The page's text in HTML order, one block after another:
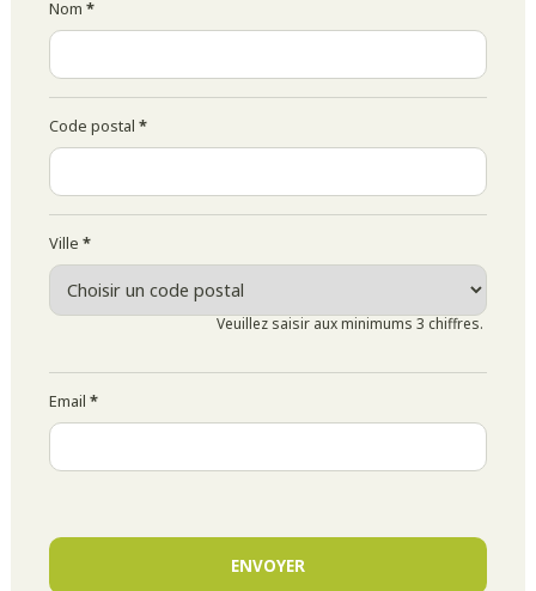
Nom *
Code postal *
Ville *
Veuillez saisir aux minimums 3 chiffres.
Email *